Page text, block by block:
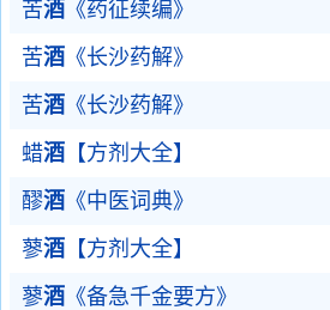
苦酒 《药征续编》
苦酒 《长沙药解》
苦酒 《长沙药解》
蜡酒 【方剂大全】
醪酒 《中医词典》
蓼酒 【方剂大全】
蓼酒 《备急千金要方》